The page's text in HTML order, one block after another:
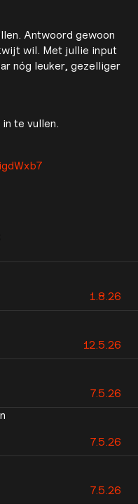
Antwoord gewoon
wil. Met jullie input
nóg leuker, gezelliger
te vullen.
1.8.26
12.5.26
7.5.26
7.5.26
7.5.26